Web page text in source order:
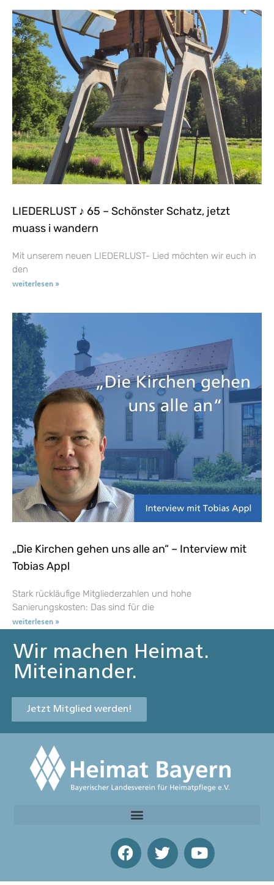
LIEDERLUST ♪ 65 – Schönster Schatz, jetzt
muass i wandern
Mit unserem neuen LIEDERLUST- Lied möchten wir euch in
den
weiterlesen »
„Die Kirchen gehen uns alle an“ – Interview mit
Tobias Appl
Stark rückläufige Mitgliederzahlen und hohe
Sanierungskosten: Das sind für die
weiterlesen »
Wir machen Heimat.
Miteinander.
Jetzt Mitglied werden!